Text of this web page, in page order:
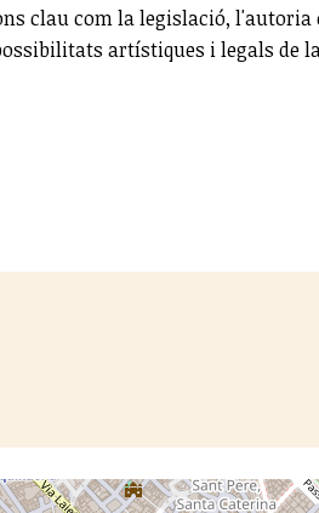
clau com la legislació, l'autoria
artístiques i legals de